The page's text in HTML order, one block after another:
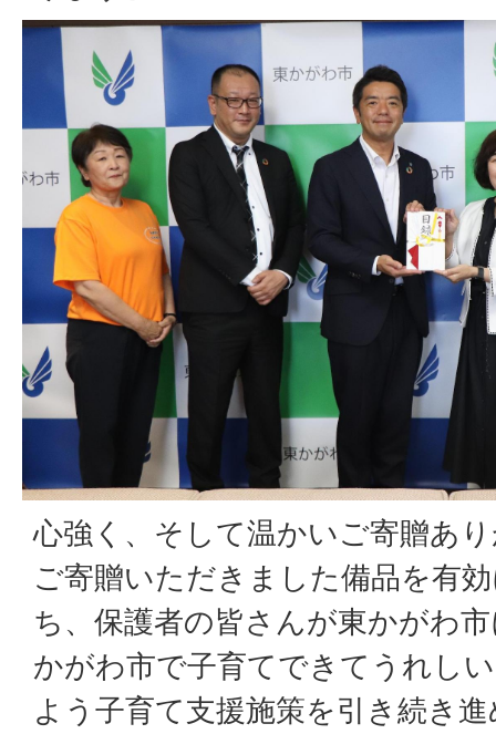
心強く、そして温かいご寄贈あ
ご寄贈いただきました備品を有
ち、保護者の皆さんが東かがわ
かがわ市で子育てできてうれし
よう子育て支援施策を引き続き